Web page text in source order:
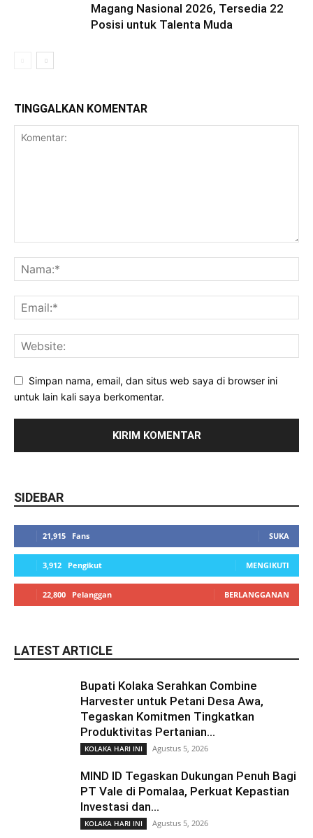
Magang Nasional 2026, Tersedia 22
Posisi untuk Talenta Muda
TINGGALKAN KOMENTAR
Simpan nama, email, dan situs web saya di browser ini
untuk lain kali saya berkomentar.
SIDEBAR
21,915 Fans SUKA
3,912 Pengikut MENGIKUTI
22,800 Pelanggan BERLANGGANAN
LATEST ARTICLE
Bupati Kolaka Serahkan Combine
Harvester untuk Petani Desa Awa,
Tegaskan Komitmen Tingkatkan
Produktivitas Pertanian...
KOLAKA HARI INI Agustus 5, 2026
MIND ID Tegaskan Dukungan Penuh Bagi
PT Vale di Pomalaa, Perkuat Kepastian
Investasi dan...
KOLAKA HARI INI Agustus 5, 2026